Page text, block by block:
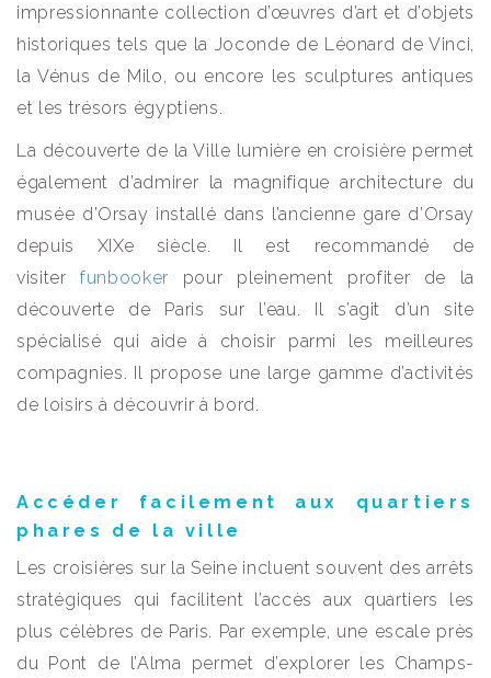
impressionnante collection d’œuvres d’art et d’objets
historiques tels que la Joconde de Léonard de Vinci,
la Vénus de Milo, ou encore les sculptures antiques
et les trésors égyptiens.
La découverte de la Ville lumière en croisière permet
également d’admirer la magnifique architecture du
musée d’Orsay installé dans l’ancienne gare d’Orsay
depuis XIXe siècle. Il est recommandé de
visiterfunbooker pour pleinement profiter de la
découverte de Paris sur l’eau. Il s’agit d’un site
spécialisé qui aide à choisir parmi les meilleures
compagnies. Il propose une large gamme d’activités
de loisirs à découvrir à bord.
Accéder facilement aux quartiers
phares de la ville
Les croisières sur la Seine incluent souvent des arrêts
stratégiques qui facilitent l’accès aux quartiers les
plus célèbres de Paris. Par exemple, une escale près
du Pont de l’Alma permet d’explorer les Champs-